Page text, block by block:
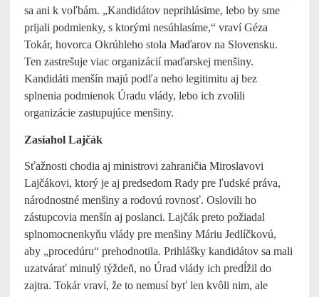
sa ani k voľbám. „Kandidátov neprihlásime, lebo by sme
prijali podmienky, s ktorými nesúhlasíme,“ vraví Géza
Tokár, hovorca Okrúhleho stola Maďarov na Slovensku.
Ten zastrešuje viac organizácií maďarskej menšiny.
Kandidáti menšín majú podľa neho legitimitu aj bez
splnenia podmienok Úradu vlády, lebo ich zvolili
organizácie zastupujúce menšiny.
Zasiahol Lajčák
Sťažnosti chodia aj ministrovi zahraničia Miroslavovi
Lajčákovi, ktorý je aj predsedom Rady pre ľudské práva,
národnostné menšiny a rodovú rovnosť. Oslovili ho
zástupcovia menšín aj poslanci. Lajčák preto požiadal
splnomocnenkyňu vlády pre menšiny Máriu Jedlíčkovú,
aby „procedúru“ prehodnotila. Prihlášky kandidátov sa mali
uzatvárať minulý týždeň, no Úrad vlády ich predĺžil do
zajtra. Tokár vraví, že to nemusí byť len kvôli nim, ale